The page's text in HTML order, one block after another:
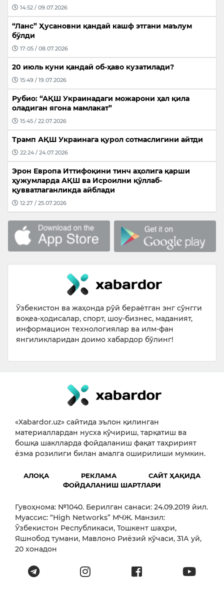
14:52 / 09.07.2026
“Ланс” Ҳусановни қандай кашф этгани маълум
бўлди
17:05 / 08.07.2026
20 июль куни қандай об-ҳаво кузатилади?
15:49 / 19.07.2026
Рубио: “АҚШ Украинадаги можарони ҳал қила
оладиган ягона мамлакат”
15:45 / 22.07.2026
Трамп АҚШ Украинага қурол сотмаслигини айтди
22:24 / 24.07.2026
Эрон Европа Иттифоқини тинч аҳолига қарши
ҳужумларда АҚШ ва Исроилни қўллаб-
қувватлаганликда айблади
12:27 / 25.07.2026
Ўзбекистон ва жаҳонда рўй бераётган энг сўнгги
воқеа-ҳодисалар, спорт, шоу-бизнес, маданият,
информацион технологиялар ва илм-фан
янгиликларидан доимо хабардор бўлинг!
«Xabardor.uz» сайтида эълон қилинган
материаллардан нусха кўчириш, тарқатиш ва
бошқа шаклларда фойдаланиш фақат таҳририят
ёзма розилиги билан амалга оширилиши мумкин.
АЛОҚА РЕКЛАМА
САЙТ ҲАҚИДА
ФОЙДАЛАНИШ ШАРТЛАРИ
Гувоҳнома: №1040. Берилган санаси: 24.09.2019 йил.
Муассис: “High Networks” МЧЖ. Манзил:
Ўзбекистон Республикаси, Тошкент шаҳри,
Яшнобод тумани, Мавлоно Риёзий кўчаси, 31А уй,
20 хонадон